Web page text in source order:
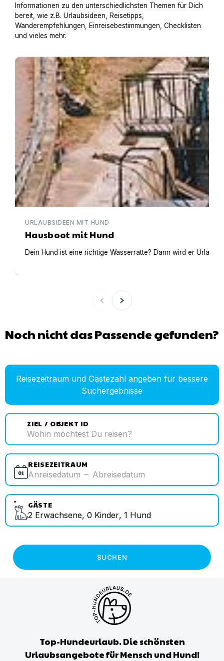
Informationen zu den unterschiedlichsten Themen für Dich
bereit, wie z.B. Urlaubsideen, Reisetipps,
Wanderempfehlungen, Einreisebestimmungen, Checklisten
und vieles mehr.
Hausboot mit Hund
URLAUBSIDEEN MIT HUND
Hausboot mit Hund
Dein Hund ist eine richtige Wasserratte? Dann wird er
Noch nicht das Passende gefunden?
Reisezeitraum und Gästezahl angeben für bessere
Suchergebnisse
ZIEL / OBJEKT ID
REISEZEITRAUM
Anreisedatum – Abreisedatum
GÄSTE
2 Erwachsene, 0 Kinder, 1 Hund
SUCHEN
Top-Hundeurlaub. Die schönsten
Urlaubsangebote für Mensch und Hund!